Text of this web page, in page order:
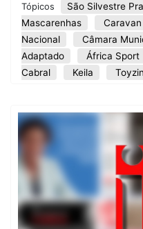
Tópicos São Silvestre
Mascarenhas
Nacional
Câmara
Adaptado
África Sport
Cabral
Keila